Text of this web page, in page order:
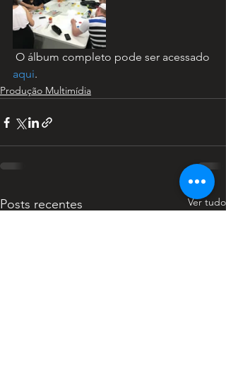
O álbum completo pode ser acessado
aqui.
Produção Multimídia
Posts recentes Ver tudo